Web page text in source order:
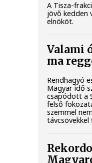
A Tisza-
jövő kedden
elnököt.
Valami
ma
Rendhagyó
Magyar idő
csapódott a
felső
szemmel
távcsövekkel